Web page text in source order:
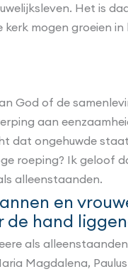
Het is
mogen groeien
God of de
aan
dat ongehuwde
roeping? Ik geloof
alleenstaanden.
en
de hand
als
Magdalena,